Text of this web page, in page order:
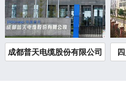
成都普天电缆股份有限公司